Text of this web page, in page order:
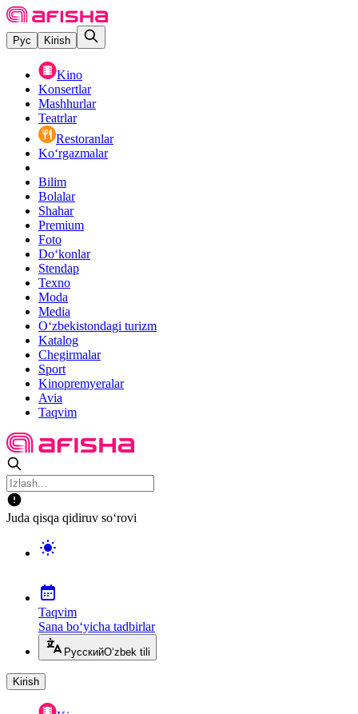
Рус Kirish
Kino
Konsertlar
Mashhurlar
Teatrlar
Restoranlar
Ko‘rgazmalar
Bilim
Bolalar
Shahar
Premium
Foto
Do‘konlar
Stendap
Texno
Moda
Media
O‘zbekistondagi turizm
Katalog
Chegirmalar
Sport
Kinopremyeralar
Avia
Taqvim
Juda qisqa qidiruv so‘rovi
Taqvim
Sana bo‘yicha tadbirlar
РусскийO‘zbek tili
Kirish